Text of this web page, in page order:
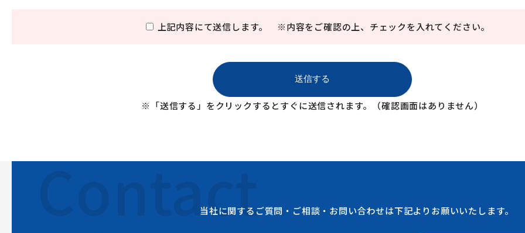
上記内容にて送信します。 ※内容をご確認の上、チェックを入れてください。
※「送信する」をクリックするとすぐに送信されます。（確認画面はありません）
Contact当社に関するご質問・ご相談・お問い合わせは下記よりお願いいたします。